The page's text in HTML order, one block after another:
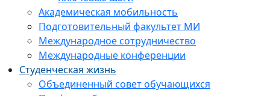
Академическая мобильность
Подготовительный факультет МИ
Международное сотрудничество
Международные конференции
Студенческая жизнь
Объединенный совет обучающихся